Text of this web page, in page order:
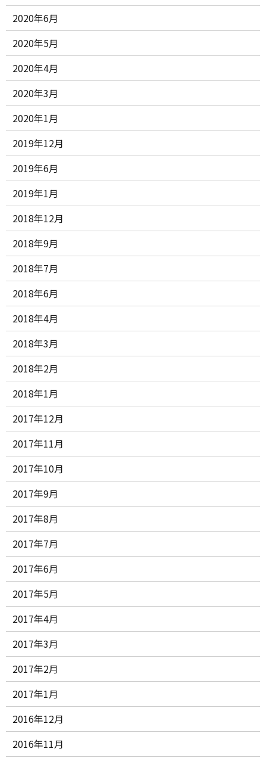
2020年6月
2020年5月
2020年4月
2020年3月
2020年1月
2019年12月
2019年6月
2019年1月
2018年12月
2018年9月
2018年7月
2018年6月
2018年4月
2018年3月
2018年2月
2018年1月
2017年12月
2017年11月
2017年10月
2017年9月
2017年8月
2017年7月
2017年6月
2017年5月
2017年4月
2017年3月
2017年2月
2017年1月
2016年12月
2016年11月